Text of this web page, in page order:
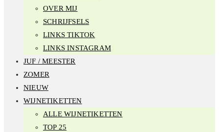
OVER MIJ
SCHRIJFSELS
LINKS TIKTOK
LINKS INSTAGRAM
JUF / MEESTER
ZOMER
NIEUW
WIJNETIKETTEN
ALLE WIJNETIKETTEN
TOP 25